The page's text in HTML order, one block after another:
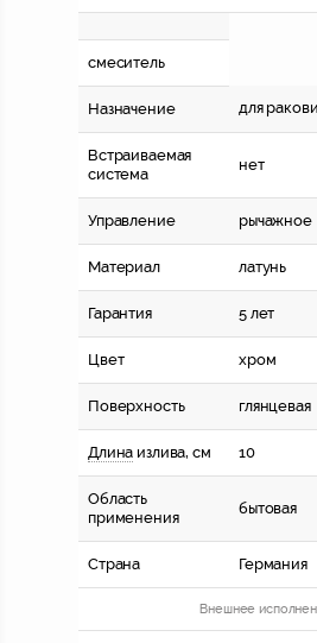
смеситель
Назначение для
Встраиваемая
система
нет
Управление рычажное
Материал латунь
Гарантия 5 лет
Цвет хром
Поверхность глянцевая
Длина излива, см 10
Область
применения
бытовая
Страна Германия
Внешнее